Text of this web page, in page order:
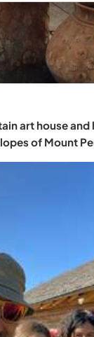
art house
of Mount